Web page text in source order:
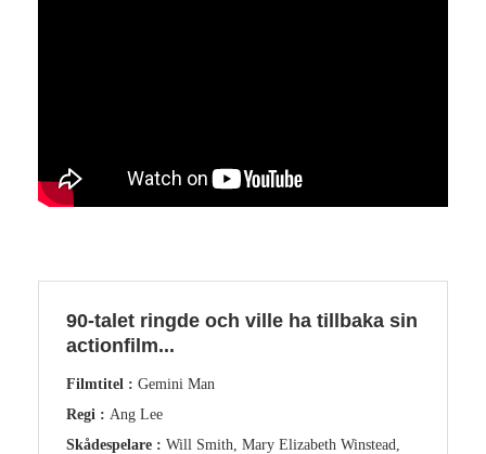
90-talet ringde och ville ha tillbaka sin
actionfilm...
Filmtitel : Gemini Man
Regi : Ang Lee
Skådespelare : Will Smith, Mary Elizabeth Winstead,